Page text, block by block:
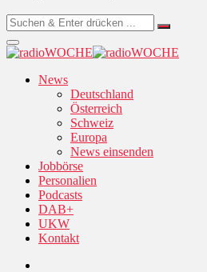
News
Deutschland
Österreich
Schweiz
Europa
News einsenden
Jobbörse
Personalien
Podcasts
DAB+
UKW
Kontakt